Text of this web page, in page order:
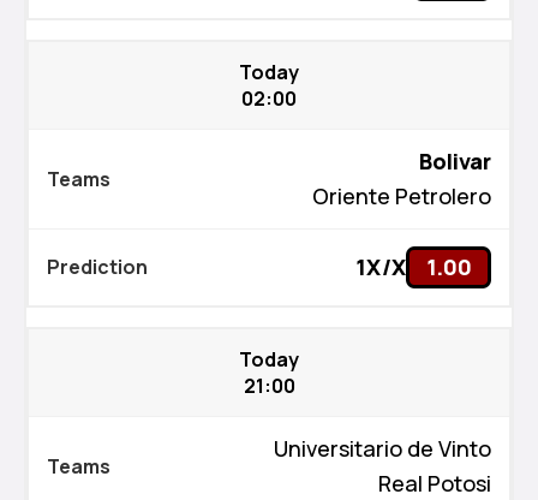
Today
02:00
Bolivar
Oriente Petrolero
1X/X 1.00
Today
21:00
Universitario de Vinto
Real Potosi